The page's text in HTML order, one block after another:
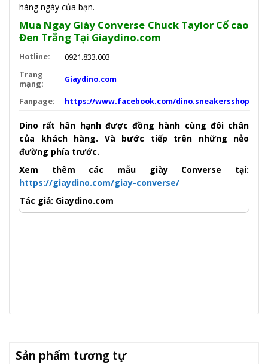
hàng ngày của bạn.
Mua Ngay Giày Converse Chuck Taylor Cổ cao
Đen Trắng Tại Giaydino.com
Hotline:
0921.833.003
Trang
mạng:
Giaydino.com
Fanpage: https://www.facebook.com/dino.sneakersshop
Dino rất hân hạnh được đồng hành cùng đôi chân
của khách hàng. Và bước tiếp trên những nẻo
đường phía trước.
Xem thêm các mẫu giày Converse tại:
https://giaydino.com/giay-converse/
Tác giả: Giaydino.com
Sản phẩm tương tự